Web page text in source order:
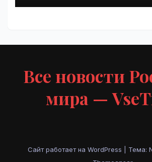
Migrate#guest |
Все новости
мира —
Сайт работает на WordPress
Тема: